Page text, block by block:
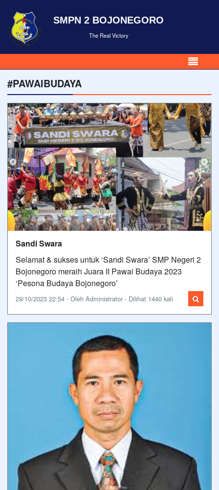
SMPN 2 BOJONEGORO
The Real Victory
#PAWAIBUDAYA
Sandi Swara
Selamat & sukses untuk ‘Sandi Swara’ SMP Negeri 2
Bojonegoro meraih Juara II Pawai Budaya 2023
‘Pesona Budaya Bojonegoro’
29/10/2023 22:54 - Oleh Administrator - Dilihat 1440 kali